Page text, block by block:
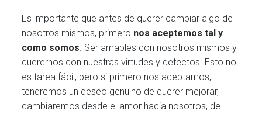
Es importante que antes de querer cambiar algo de
nosotros mismos, primero nos aceptemos tal y
como somos . Ser amables con nosotros mismos y
querernos con nuestras virtudes y defectos. Esto no
es tarea fácil, pero si primero nos aceptamos,
tendremos un deseo genuino de querer mejorar,
cambiaremos desde el amor hacia nosotros, de